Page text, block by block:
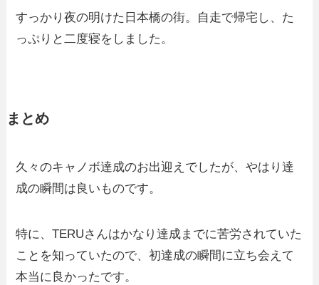
すっかり夜の明けた日本橋の街。自走で帰宅し、た
っぷりと二度寝をしました。
まとめ
久々のキャノボ達成のお出迎えでしたが、やはり達
成の瞬間は良いものです。
特に、TERUさんはかなり達成までに苦労されていた
ことを知っていたので、初達成の瞬間に立ち会えて
本当に良かったです。